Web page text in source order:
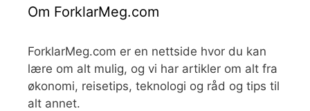
Om ForklarMeg.com
ForklarMeg.com er en nettside hvor du kan
lære om alt mulig, og vi har artikler om alt fra
økonomi, reisetips, teknologi og råd og tips til
alt annet.